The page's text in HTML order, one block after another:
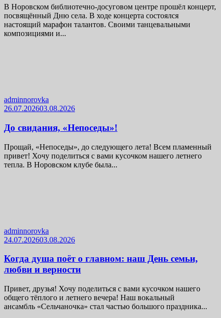
В Норовском библиотечно-досуговом центре прошёл концерт,
посвящённый Дню села. В ходе концерта состоялся
настоящий марафон талантов. Своими танцевальными
композициями и...
adminnorovka
26.07.202603.08.2026
До свидания, «Непоседы»!
Прощай, «Непоседы», до следующего лета! Всем пламенный
привет! Хочу поделиться с вами кусочком нашего летнего
тепла. В Норовском клубе была...
adminnorovka
24.07.202603.08.2026
Когда душа поёт о главном: наш День семьи,
любви и верности
Привет, друзья! Хочу поделиться с вами кусочком нашего
общего тёплого и летнего вечера! Наш вокальный
ансамбль «Сельчаночка» стал частью большого праздника...